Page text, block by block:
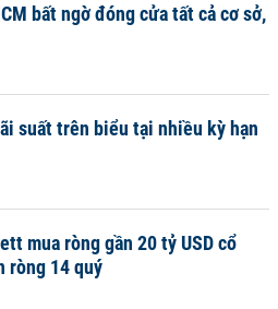
bất ngờ đóng cửa tất cả cơ sở,
suất trên biểu tại nhiều kỳ hạn
mua ròng gần 20 tỷ USD cổ
ròng 14 quý